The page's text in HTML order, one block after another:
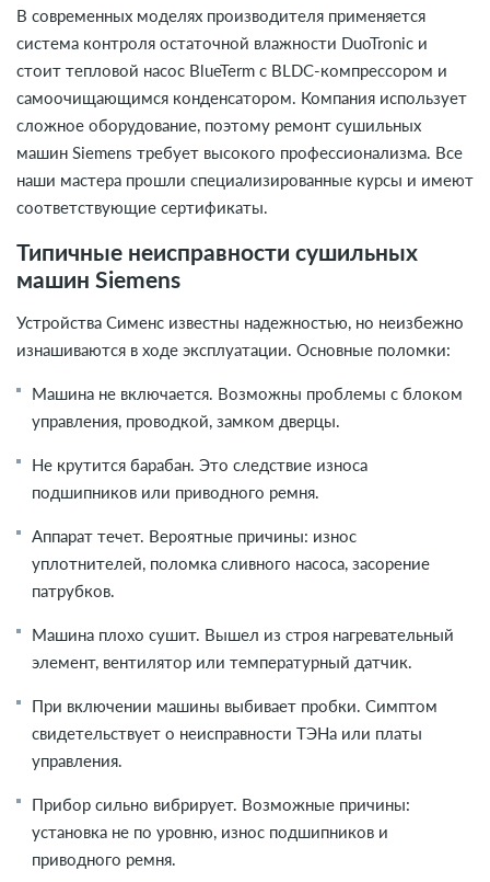
В современных моделях производителя применяется
система контроля остаточной влажности DuoTronic и
стоит тепловой насос BlueTerm с BLDC-компрессором и
самоочищающимся конденсатором. Компания использует
сложное оборудование, поэтому ремонт сушильных
машин Siemens требует высокого профессионализма. Все
наши мастера прошли специализированные курсы и имеют
соответствующие сертификаты.
Типичные неисправности сушильных
машин Siemens
Устройства Сименс известны надежностью, но неизбежно
изнашиваются в ходе эксплуатации. Основные поломки:
Машина не включается. Возможны проблемы с блоком
управления, проводкой, замком дверцы.
Не крутится барабан. Это следствие износа
подшипников или приводного ремня.
Аппарат течет. Вероятные причины: износ
уплотнителей, поломка сливного насоса, засорение
патрубков.
Машина плохо сушит. Вышел из строя нагревательный
элемент, вентилятор или температурный датчик.
При включении машины выбивает пробки. Симптом
свидетельствует о неисправности ТЭНа или платы
управления.
Прибор сильно вибрирует. Возможные причины:
установка не по уровню, износ подшипников и
приводного ремня.